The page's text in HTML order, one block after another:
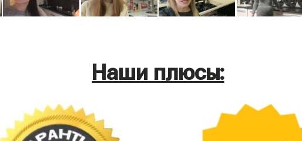
Наши плюсы: